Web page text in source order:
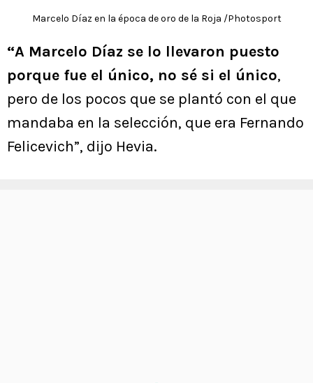
Marcelo Díaz en la época de oro de la Roja /Photosport
“A Marcelo Díaz se lo llevaron puesto
porque fue el único, no sé si el único,
pero de los pocos que se plantó con el que
mandaba en la selección, que era Fernando
Felicevich”, dijo Hevia.